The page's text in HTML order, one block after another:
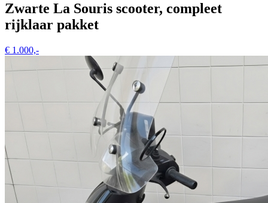
Zwarte La Souris scooter, compleet
rijklaar pakket
€ 1.000,-